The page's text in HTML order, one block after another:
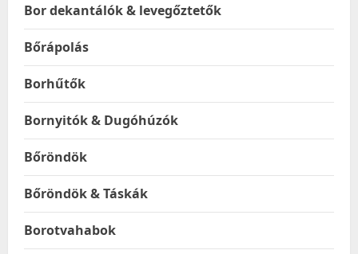
Bor dekantálók & levegőztetők
Bőrápolás
Borhűtők
Bornyitók & Dugóhúzók
Bőröndök
Bőröndök & Táskák
Borotvahabok